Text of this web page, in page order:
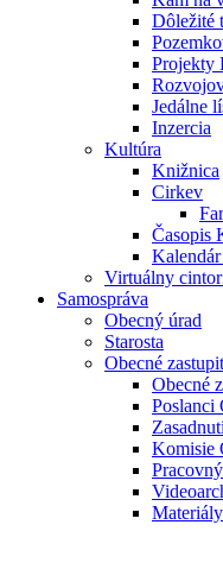
Dôležité
Projekty
Jedálne
Inzercia
Kultúra
Knižnica
Cirkev
Časopis
Virtuálny
Samospráva
Obecný úrad
Starosta
Obecné
Obecné
Poslanci
Komisie